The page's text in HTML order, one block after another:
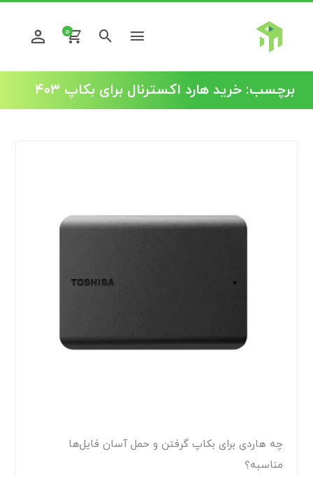
0
برچسب:خرید هارد اکسترنال برای بکاپ ۴۰۳
چه هاردی برای بکاپ گرفتن و حمل آسان فایل‌ها
مناسبه؟